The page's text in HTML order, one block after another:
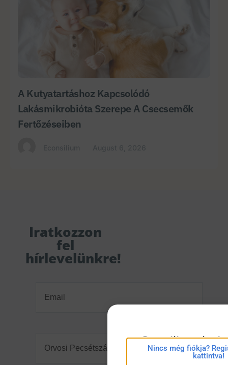
A Kutyatartáshoz Kapcsolódó
Lakásmikrobióta Szerepe A Csecsemők
Fertőzéseiben
Iratkozzon
fel
hírlevelünkre!
Pecsétszám(Required) eConsilium
Nincs még fiókja?
kattintva!